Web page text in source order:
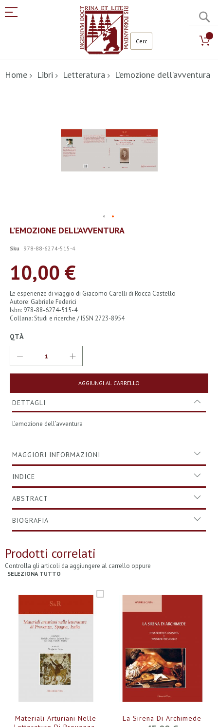
al
contenuto
Home Libri Letteratura L’emozione dell’avventura
Vai
all'inizio
galleria
immagini
L’EMOZIONE DELL’AVVENTURA
Sku 978-88-6274-515-4
10,00 €
Le esperienze di viaggio di Giacomo Carelli di Rocca Castello
Autore: Gabriele Federici
Isbn: 978-88-6274-515-4
Collana: Studi e ricerche / ISSN 2723-8954
QTÀ
AGGIUNGI AL CARRELLO
DETTAGLI
L’emozione dell’avventura
MAGGIORI INFORMAZIONI
INDICE
ABSTRACT
BIOGRAFIA
Prodotti correlati
Controlla gli articoli da aggiungere al carrello oppure
SELEZIONA TUTTO
Materiali Arturiani Nelle
La Sirena Di Archimede